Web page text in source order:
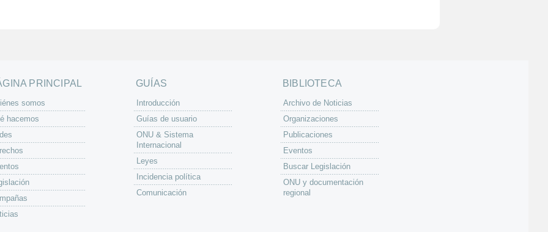
PRINCIPAL
somos
hacemos
GUÍAS
Introducción
Guías de usuario
ONU & Sistema
Internacional
Leyes
Incidencia política
Comunicación
BIBLIOTECA
Archivo de Noticias
Organizaciones
Publicaciones
Eventos
Buscar Legislación
ONU y documentación
regional